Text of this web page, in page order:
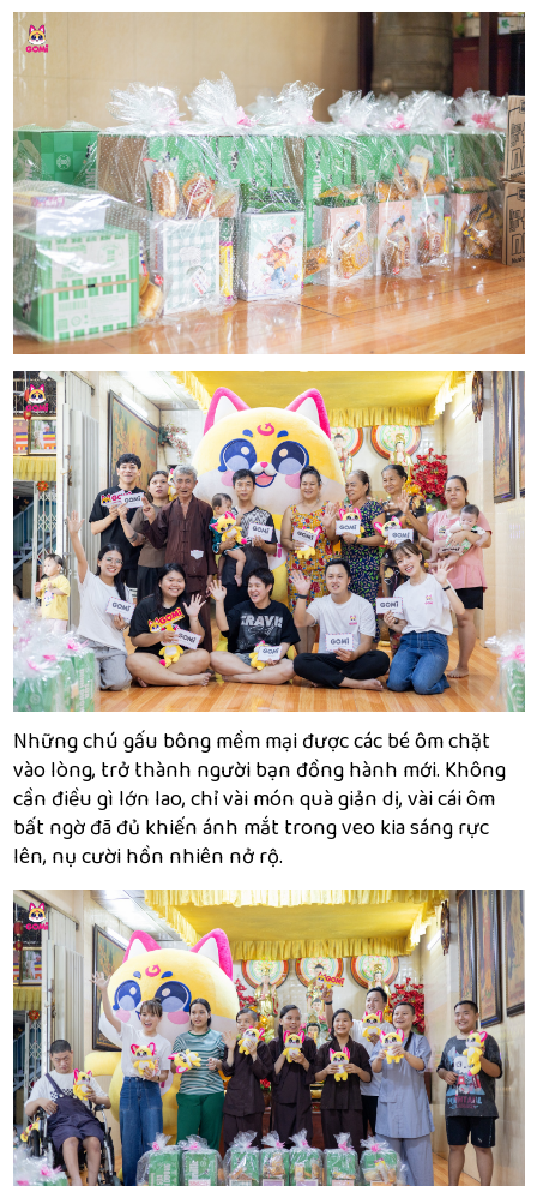
Những chú gấu bông mềm mại được các bé ôm chặt
vào lòng, trở thành người bạn đồng hành mới. Không
cần điều gì lớn lao, chỉ vài món quà giản dị, vài cái ôm
bất ngờ đã đủ khiến ánh mắt trong veo kia sáng rực
lên, nụ cười hồn nhiên nở rộ.